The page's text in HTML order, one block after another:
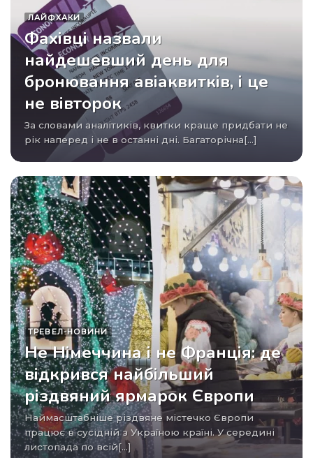
ЛАЙФХАКИ
Фахівці назвали
найдешевший день для
бронювання авіаквитків, і це
не вівторок
За словами аналітиків, квитки краще придбати не
рік наперед і не в останні дні. Багаторічна[...]
ТРЕВЕЛ-НОВИНИ
Не Німеччина і не Франція: де
відкрився найбільший
різдвяний ярмарок Європи
Наймасштабніше різдвяне містечко Європи
працює в сусідній з Україною країні. У середині
листопада по всій[...]